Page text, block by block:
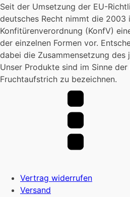
Seit der Umsetzung der EU-
deutsches Recht nimmt die 2003
Konfitürenverordnung (KonfV)
der einzelnen Formen vor.
dabei die Zusammensetzung des
Unser Produkte sind im Sinne
Fruchtaufstrich zu bezeichnen.
Vertrag widerrufen
Versand